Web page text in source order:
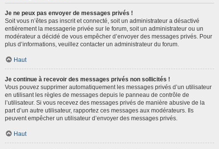
Je ne peux pas envoyer de messages privés !
Soit vous n’êtes pas inscrit et connecté, soit un administrateur a désactivé
entièrement la messagerie privée sur le forum, soit un administrateur ou un
modérateur a décidé de vous empêcher d’envoyer des messages privés. Pour
plus d’informations, veuillez contacter un administrateur du forum.
Haut
Je continue à recevoir des messages privés non sollicités !
Vous pouvez supprimer automatiquement les messages privés d’un utilisateur
en utilisant les règles de messages depuis le panneau de contrôle de
l’utilisateur. Si vous recevez des messages privés de manière abusive de la
part d’un autre utilisateur, rapportez ces messages aux modérateurs. Ils
peuvent empêcher un utilisateur d’envoyer des messages privés.
Haut